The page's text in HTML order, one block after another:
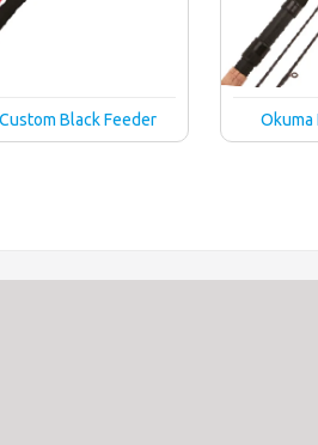
Black Feeder Okuma